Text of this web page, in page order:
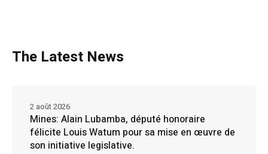
The Latest News
Mines: Alain Lubamba, député honoraire
félicite Louis Watum pour sa mise en œuvre de
son initiative legislative.
2 août 2026